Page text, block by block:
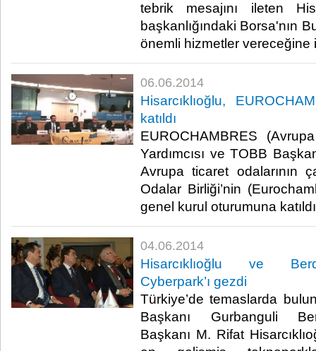
tebrik mesajını ileten
başkanlığındaki Borsa'nın
önemli hizmetler vereceğine
06.06.2014
Hisarcıklıoğlu,
katıldı
EUROCHAMBRES
Yardımcısı ve TOBB
Avrupa ticaret odalarının
Odalar Birliği’nin
genel kurul oturumuna
04.06.2014
Hisarcıklıoğlu ve
Cyberpark’ı gezdi
Türkiye’de temaslarda
Başkanı Gurbanguli
Başkanı M. Rifat